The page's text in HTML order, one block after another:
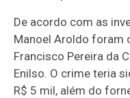
De acordo com as
Manoel Aroldo foram
Francisco Pereira da
Enilso. O crime teria
R$ 5 mil, além do